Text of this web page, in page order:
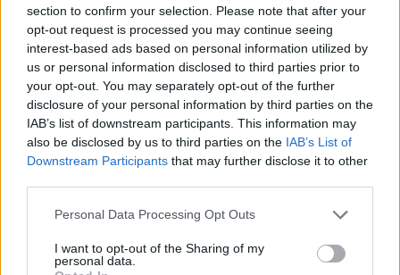
section to confirm your selection. Please note that after your
opt-out request is processed you may continue seeing
interest-based ads based on personal information utilized by
us or personal information disclosed to third parties prior to
your opt-out. You may separately opt-out of the further
disclosure of your personal information by third parties on the
IAB’s list of downstream participants. This information may
also be disclosed by us to third parties on the IAB’s List of
Downstream Participants that may further disclose it to other
Please note that this website/app uses one or more Google
not limited to your visit or usage behaviour. You may click to
grant or deny consent to Google and its third-party tags to
Personal Data Processing Opt Outs
I want to opt-out of the Sharing of my
personal data.
Ελ Φάσερ συγκαταλέγονται στους βασικούς
παράγοντες της εκτόξευσης των θανάτων αμάχων.